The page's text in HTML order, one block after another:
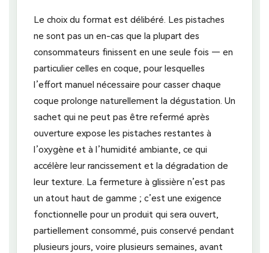
Le choix du format est délibéré. Les pistaches
ne sont pas un en-cas que la plupart des
consommateurs finissent en une seule fois — en
particulier celles en coque, pour lesquelles
l’effort manuel nécessaire pour casser chaque
coque prolonge naturellement la dégustation. Un
sachet qui ne peut pas être refermé après
ouverture expose les pistaches restantes à
l’oxygène et à l’humidité ambiante, ce qui
accélère leur rancissement et la dégradation de
leur texture. La fermeture à glissière n’est pas
un atout haut de gamme ; c’est une exigence
fonctionnelle pour un produit qui sera ouvert,
partiellement consommé, puis conservé pendant
plusieurs jours, voire plusieurs semaines, avant